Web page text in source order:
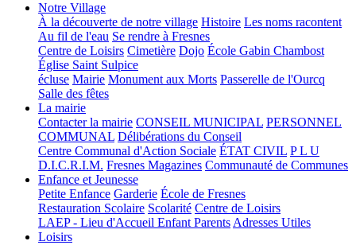
Notre Village
À la découverte de notre village Histoire Les noms racontent
Au fil de l'eau Se rendre à Fresnes
Centre de Loisirs Cimetière Dojo École Gabin Chambost
Église Saint Sulpice
écluse Mairie Monument aux Morts Passerelle de l'Ourcq
Salle des fêtes
La mairie
Contacter la mairie CONSEIL MUNICIPAL PERSONNEL
COMMUNAL Délibérations du Conseil
Centre Communal d'Action Sociale ÉTAT CIVIL P L U
D.I.C.R.I.M. Fresnes Magazines Communauté de Communes
Enfance et Jeunesse
Petite Enfance Garderie École de Fresnes
Restauration Scolaire Scolarité Centre de Loisirs
LAEP - Lieu d'Accueil Enfant Parents Adresses Utiles
Loisirs